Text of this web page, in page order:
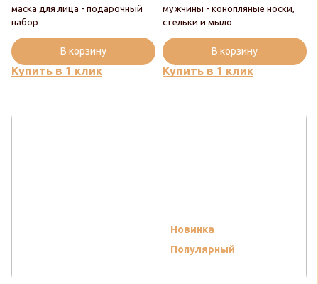
маска для лица - подарочный
набор
Купить в 1 клик
В корзину
мужчины - конопляные носки,
стельки и мыло
Купить в 1 клик
В корзину
Новинка
Популярный